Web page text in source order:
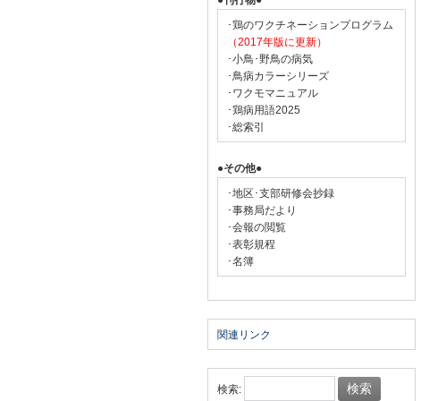
･鶏のワクチネーションプログラム
（2017年版に更新）
･小鳥･野鳥の病気
･鳥病カラーシリーズ
･ワクモマニュアル
･鶏病用語2025
･総索引
●その他●
･地区･支部研修会抄録
･事務局だより
･会報の閲覧
･表彰規程
･名簿
関連リンク
検索: